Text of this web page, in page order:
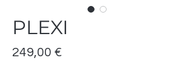
PLEXI
249,00 €